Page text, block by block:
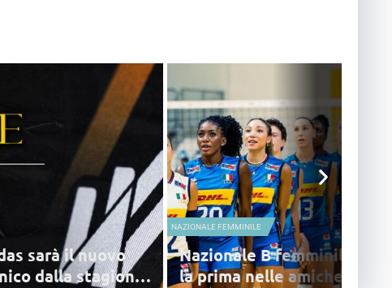
sarà il nuovo
dalla stagione
NAZIONALE FEMMINILE
Nazionale B femminile,
la prima nelle amichevoli: